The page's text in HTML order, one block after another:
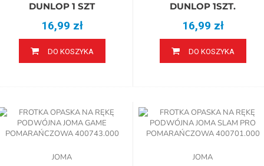
DUNLOP 1 SZT
16,99 zł
DO KOSZYKA
DUNLOP 1SZT.
16,99 zł
DO KOSZYKA
JOMA JOMA